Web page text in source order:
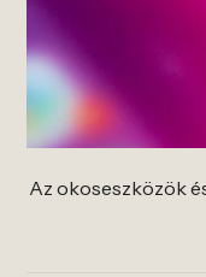
Az okoseszközök